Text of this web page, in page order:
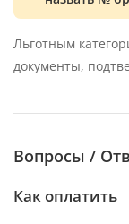
Льготным
документы,
Вопросы /
Как оплатить